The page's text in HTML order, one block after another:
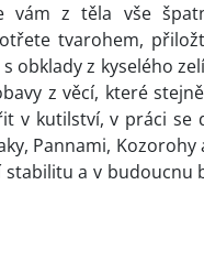
vám z těla vše
tvarohem,
obklady z kyselého
z věcí, které
v kutilství, v práci se
Pannami, Kozorohy
a v budoucnu